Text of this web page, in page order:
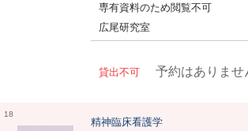
専有資料のため閲覧不可
広尾研究室
貸出不可 予約はありませ
18
精神臨床看護学